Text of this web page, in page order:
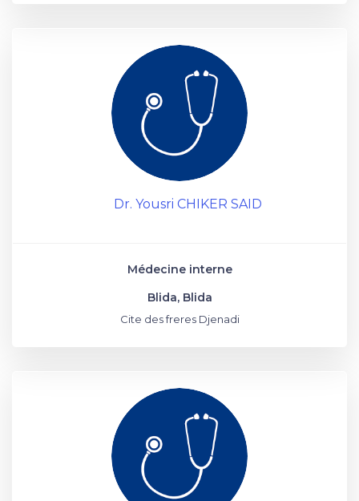
Dr. Yousri CHIKER SAID
Médecine interne
Blida, Blida
Cite des freres Djenadi